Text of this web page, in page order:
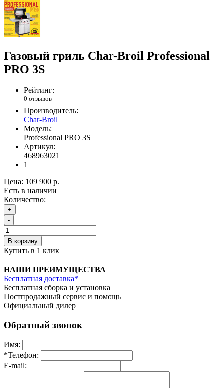
Газовый гриль Char-Broil Professional
PRO 3S
Рейтинг:
0 отзывов
Производитель:
Char-Broil
Модель:
Professional PRO 3S
Артикул:
468963021
1
Цена: 109 900 р.
Есть в наличии
Количество:
+
-
В корзину
Купить в 1 клик
НАШИ ПРЕИМУЩЕСТВА
Бесплатная доставка*
Бесплатная сборка и установка
Постпродажный сервис и помощь
Официальный дилер
Обратный звонок
Имя:
*Телефон:
E-mail: